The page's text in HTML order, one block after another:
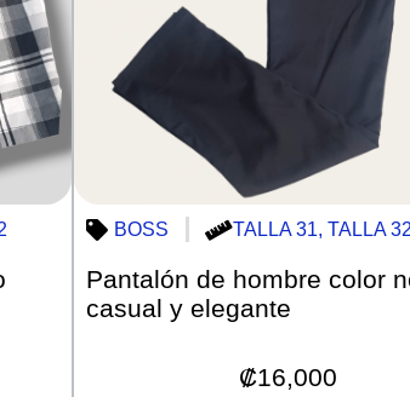
BOSS TALLA 31,TALLA 32
Pantalón de hombre color
casual y elegante
₡16,000